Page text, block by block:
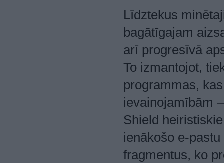
Līdztekus
bagātīgajam
arī progresīvā
To izmantojot,
programmas,
ievainojamībām
Shield
ienākošo e-
fragmentus, ko